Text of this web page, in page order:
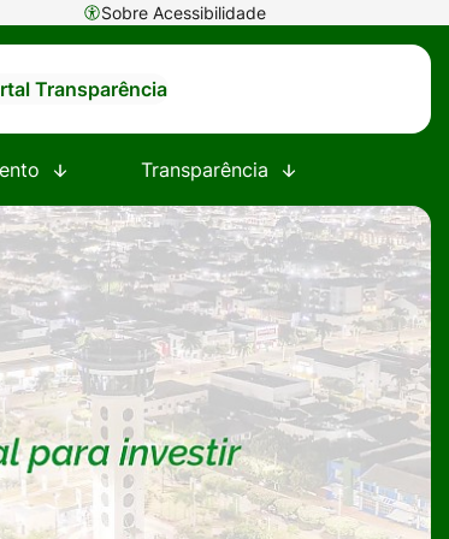
Sobre Acessibilidade
Transparência
Transparência